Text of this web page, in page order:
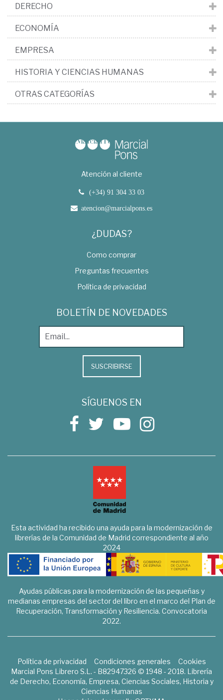
DERECHO
ECONOMÍA
EMPRESA
HISTORIA Y CIENCIAS HUMANAS
OTRAS CATEGORÍAS
Atención al cliente
(+34) 91 304 33 03
atencion@marcialpons.es
¿DUDAS?
Como comprar
Preguntas frecuentes
Política de privacidad
BOLETÍN DE NOVEDADES
SUSCRIBIRSE
SÍGUENOS EN
Esta actividad ha recibido una ayuda para la modernización de
librerías de la Comunidad de Madrid correspondiente al año
2024
Ayudas públicas para la modernización de las pequeñas y
medianas empresas del sector del libro en el marco del Plan de
Recuperación, Transformación y Resiliencia. Convocatoria
2022.
Política de privacidad Condiciones generales
Cookies
Marcial Pons Librero S.L. - B82947326 © 1948 - 2018. Librería
de Derecho, Economía, Empresa, Ciencias Sociales, Historia y
Ciencias Humanas